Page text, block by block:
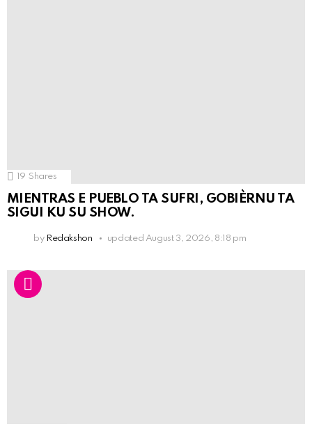
19 Shares
MIENTRAS E PUEBLO TA SUFRI, GOBIÈRNU TA
SIGUI KU SU SHOW.
by Redakshon updated August 3, 2026, 8:18 pm